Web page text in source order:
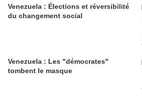
Venezuela : Élections et réversibilité
du changement social
Venezuela : Les "démocrates"
tombent le masque